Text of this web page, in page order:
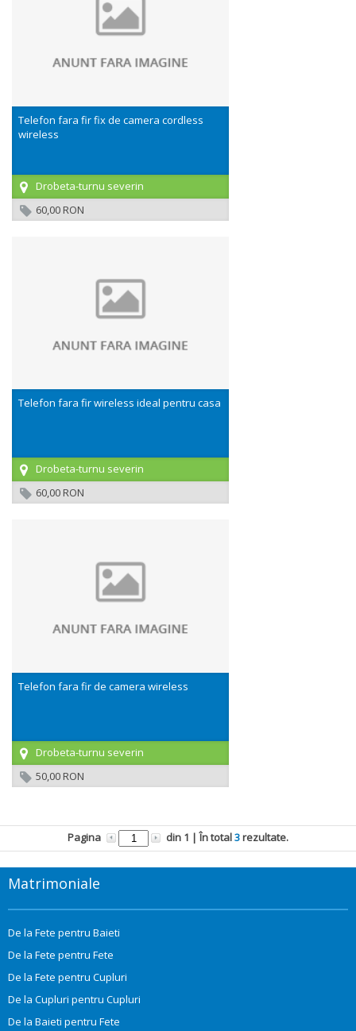
Telefon fara fir fix de camera cordless
wireless
Drobeta-turnu severin
60,00 RON
Telefon fara fir wireless ideal pentru casa
Drobeta-turnu severin
60,00 RON
Telefon fara fir de camera wireless
Drobeta-turnu severin
50,00 RON
Pagina din 1 | În total3rezultate.
Matrimoniale
De la Fete pentru Baieti
De la Fete pentru Fete
De la Fete pentru Cupluri
De la Cupluri pentru Cupluri
De la Baieti pentru Fete